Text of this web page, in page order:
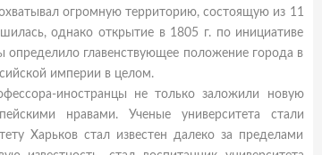
огромную территорию, состоящую из 11
однако открытие в 1805 г. по инициативе
определило главенствующее положение города в
империи в целом.
иностранцы не только заложили новую
нравами. Ученые университета стали
Харьков стал известен далеко за пределами